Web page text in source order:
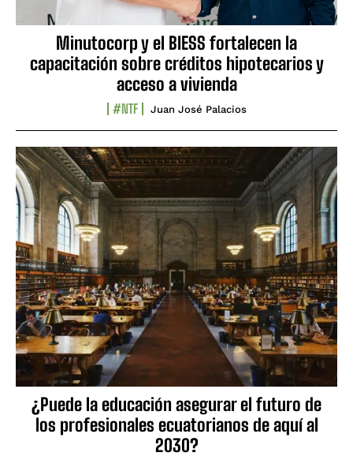
Minutocorp y el BIESS fortalecen la
capacitación sobre créditos hipotecarios y
acceso a vivienda
#NTF Juan José Palacios
¿Puede la educación asegurar el futuro de
los profesionales ecuatorianos de aquí al
2030?